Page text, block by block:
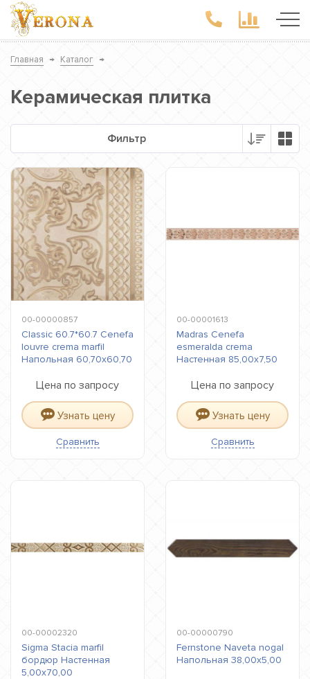
Главная → Каталог →
Керамическая плитка
Фильтр
00-00000857
Classic 60.7*60.7 Cenefa
louvre crema marfil
Напольная 60,70x60,70
Цена по запросу
Узнать цену
Сравнить
00-00001613
Madras Cenefa
esmeralda crema
Настенная 85,00x7,50
Цена по запросу
Узнать цену
Сравнить
00-00002320
Sigma Stacia marfil
бордюр Настенная
5,00x70,00
00-00000790
Fernstone Naveta nogal
Напольная 38,00x5,00